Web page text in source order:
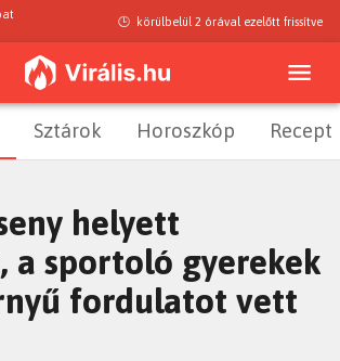
🕒 körülbelül 2 órával ezelőtt frissítve
Sztárok Horoszkóp Recept
helyett
a sportoló gyerekek
fordulatot vett